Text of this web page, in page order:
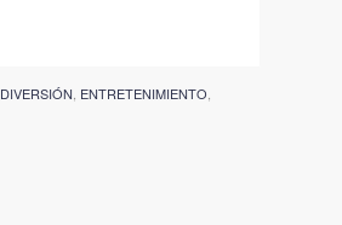
DIVERSIÓN ENTRETENIMIENTO